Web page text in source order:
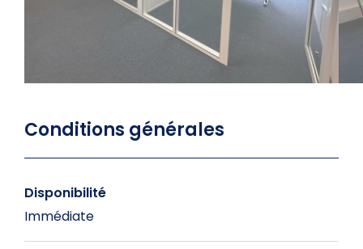
Conditions générales
Disponibilité
Immédiate